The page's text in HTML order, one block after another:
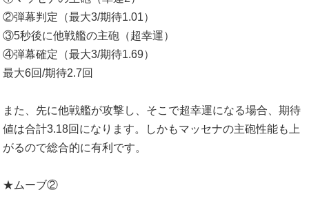
②弾幕判定（最大3/期待1.01）
③5秒後に他戦艦の主砲（超幸運）
④弾幕確定（最大3/期待1.69）
最大6回/期待2.7回
また、先に他戦艦が攻撃し、そこで超幸運になる場合、期待
値は合計3.18回になります。しかもマッセナの主砲性能も上
がるので総合的に有利です。
★ムーブ②